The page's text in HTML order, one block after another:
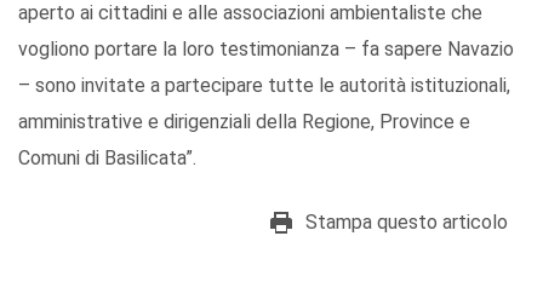
aperto ai cittadini e alle associazioni ambientaliste che
vogliono portare la loro testimonianza – fa sapere Navazio
– sono invitate a partecipare tutte le autorità istituzionali,
amministrative e dirigenziali della Regione, Province e
Comuni di Basilicata”.
Stampa questo articolo